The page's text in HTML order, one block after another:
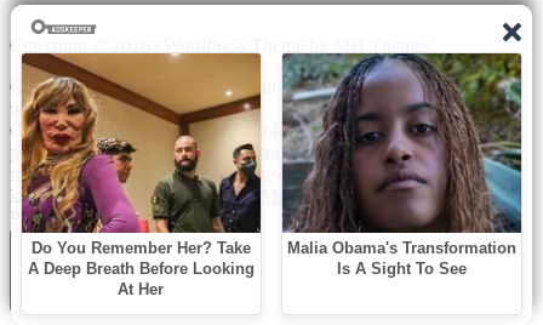
Copyright © 2026 | WordPress Theme by
Ova Internet stranica može koristiti „kolačiće“ radi poboljšanja
usluga.
Odluka o dopuštanju korištenja kolačića na Internet stranici u
potpunosti je vaša. Treba napomenuti da Internet stranica
funkcionira optimalno samo ako je omogućeno korištenje
kolačića. Prihvati Odbij
Read More
Privacy & Cookies Policy